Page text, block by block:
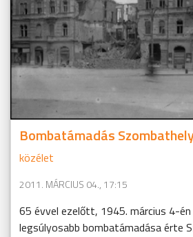
Bombatámadás
közélet
2011. MÁRCIUS 04., 17:15
65 évvel ezelőtt, 1945. március 4-én
legsúlyosabb bombatámadása érte